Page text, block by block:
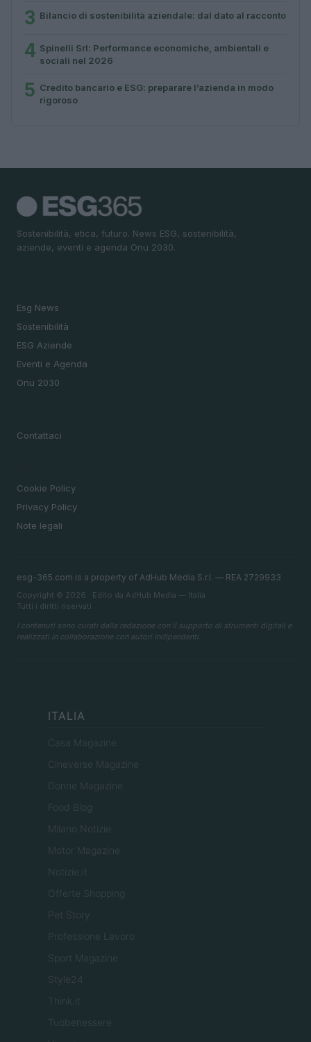
3 Bilancio di sostenibilità aziendale: dal dato al racconto
4 Spinelli Srl: Performance economiche, ambientali e
sociali nel 2026
5 Credito bancario e ESG: preparare l’azienda in modo
rigoroso
Sostenibilità, etica, futuro. News ESG, sostenibilità,
aziende, eventi e agenda Onu 2030.
Esg News
Sostenibilità
ESG Aziende
Eventi e Agenda
Onu 2030
Contattaci
Cookie Policy
Privacy Policy
Note legali
esg-365.com is a property of AdHub Media S.r.l. — REA 2729933
Copyright © 2026 · Edito da AdHub Media — Italia
Tutti i diritti riservati
I contenuti sono curati dalla redazione con il supporto di strumenti digitali e
realizzati in collaborazione con autori indipendenti.
ITALIA
Casa Magazine
Cineverse Magazine
Donne Magazine
Food Blog
Milano Notizie
Motor Magazine
Notizie.it
Offerte Shopping
Pet Story
Professione Lavoro
Sport Magazine
Style24
Think.it
Tuobenessere